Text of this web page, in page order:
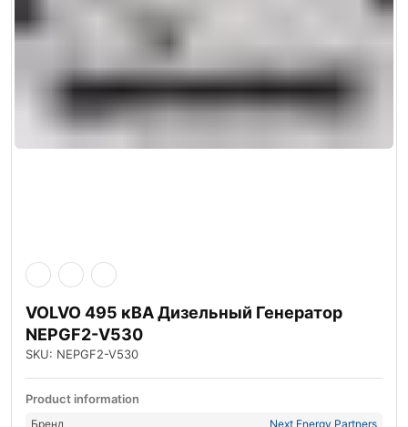
VOLVO 495 кВА Дизельный Генератор
NEPGF2-V530
SKU: NEPGF2-V530
Product information
Бренд
Next Energy Partners